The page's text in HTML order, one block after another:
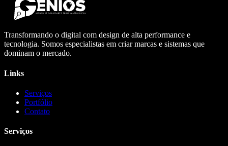
Transformando o digital com design de alta performance e
tecnologia. Somos especialistas em criar marcas e sistemas que
dominam o mercado.
Links
Serviços
Portfólio
Contato
Serviços